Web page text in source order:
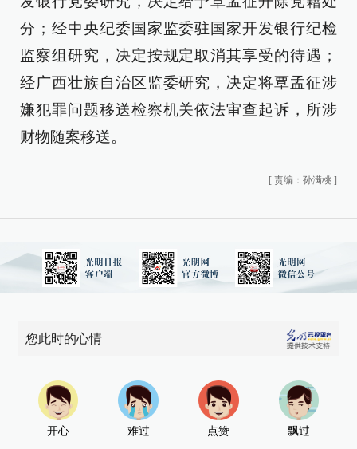
分；经中央纪委国家监委驻国家开发银行纪检
监察组研究，决定按规定取消其享受的待遇；
经广西壮族自治区监委研究，决定将覃孟征涉
嫌犯罪问题移送检察机关依法审查起诉，所涉
财物随案移送。
[ 责编：孙满桃 ]
您此时的心情
开心 难过 点赞 飘过